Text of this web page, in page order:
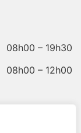
08h00 – 19h30
08h00 – 12h00